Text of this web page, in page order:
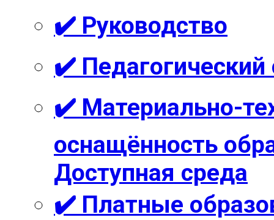
✔️ Руководство
✔️ Педагогический
✔️ Материально-
оснащённость
Доступная среда
✔️ Платные